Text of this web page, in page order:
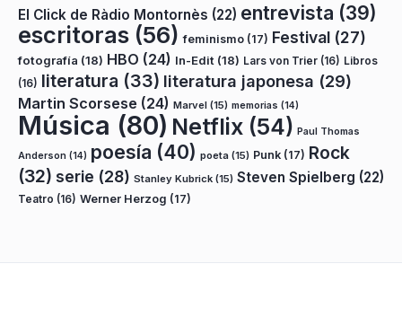
El Click de Ràdio Montornès (22) entrevista (39)
escritoras (56) feminismo (17) Festival (27)
fotografía (18) HBO (24) In-Edit (18) Lars von Trier (16) Libros
(16) literatura (33) literatura japonesa (29)
Martin Scorsese (24) Marvel (15) memorias (14)
Música (80) Netflix (54) Paul Thomas
Anderson (14) poesía (40) poeta (15) Punk (17) Rock
(32) serie (28) Stanley Kubrick (15) Steven Spielberg (22)
Teatro (16) Werner Herzog (17)